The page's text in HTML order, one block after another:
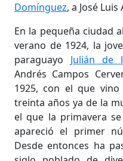
Domínguez, a José
En la pequeña ciudad
verano de 1924, la
paraguayo Julián de
Andrés Campos
1925, con el que vino
treinta años ya de la
el que la primavera
apareció el primer
Desde entonces ha